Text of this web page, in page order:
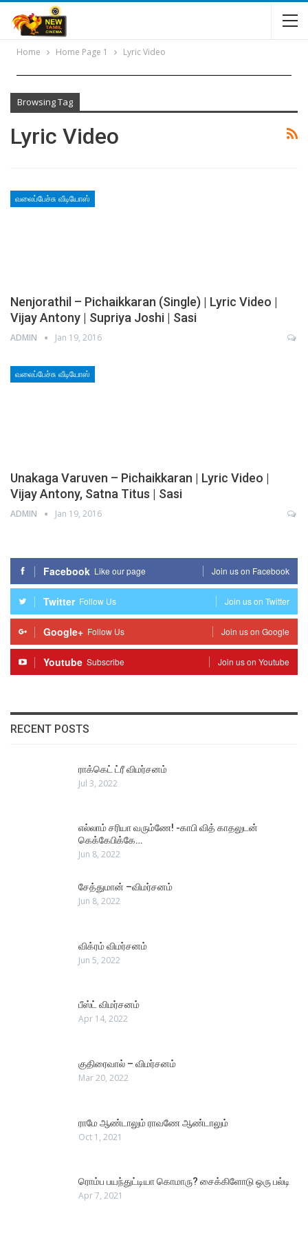
Home Home Page 1 Lyric Video
Browsing Tag
Lyric Video
வலைப்பேச்சு வீடியோஸ்
Nenjorathil – Pichaikkaran (Single) | Lyric Video |
Vijay Antony | Supriya Joshi | Sasi
ADMIN Jan 19, 2016
வலைப்பேச்சு வீடியோஸ்
Unakaga Varuven – Pichaikkaran | Lyric Video |
Vijay Antony, Satna Titus | Sasi
ADMIN Jan 19, 2016
Facebook Like our page Join us on Facebook
Twitter Follow Us Join us on Twitter
Google+ Follow Us Join us on Google
Youtube Subscribe Join us on Youtube
RECENT POSTS
ராக்கெட் ட்ரீ விமர்சனம்
Jul 3, 2022
எல்லாம் சரியா வரும்ணே! -காபி வித் காதலுடன்
கெக்கேபிக்கே…
Jun 8, 2022
சேத்துமான் –விமர்சனம்
Jun 8, 2022
விக்ரம் விமர்சனம்
Jun 5, 2022
பீஸ்ட் விமர்சனம்
Apr 14, 2022
குதிரைவால் – விமர்சனம்
Mar 20, 2022
ராமே ஆண்டாலும் ராவணே ஆண்டாலும்
Oct 1, 2021
ரொம்ப பயந்துட்டியா கொமாரு? சைக்கிளோடு ஒரு பல்டி
Apr 7, 2021